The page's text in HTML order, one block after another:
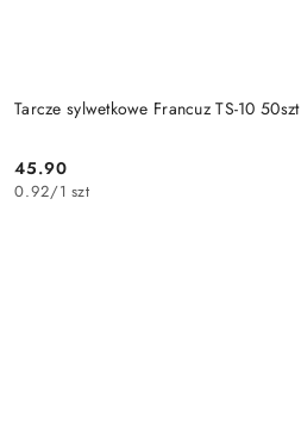
Tarcze sylwetkowe Francuz TS-10 50szt
Cena:
45.90
0.92/1 szt